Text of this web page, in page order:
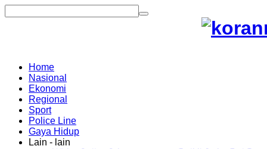
Home
Nasional
Ekonomi
Regional
Sport
Police Line
Gaya Hidup
Lain - lain